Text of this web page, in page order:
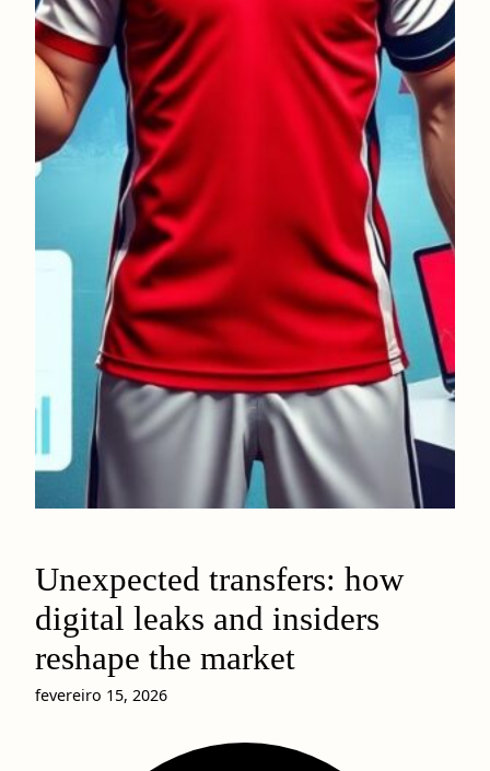
Unexpected transfers: how
digital leaks and insiders
reshape the market
fevereiro 15, 2026